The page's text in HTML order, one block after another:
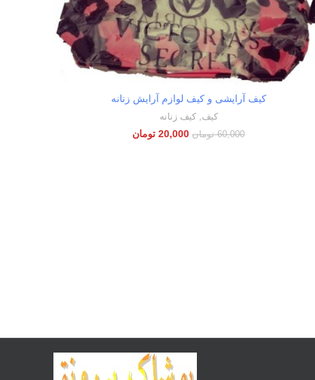
انتخاب گزینه‌ها
کیف آرایشی و کیف لوازم آرایش زنانه
کیف,کیف زنانه
60,000 تومان 20,000 تومان